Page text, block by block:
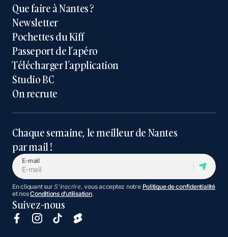
Que faire à Nantes ?
Newsletter
Pochettes du Kiff
Passeport de l’apéro
Télécharger l’application
Studio BC
On recrute
Chaque semaine, le meilleur de Nantes
par mail !
E-mail
En cliquant surS'inscrire, vous acceptez notre Politique de confidentialité
et nosConditions d’utilisation.
Suivez-nous